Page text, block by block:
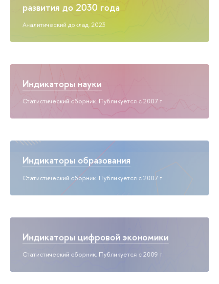
развития до 2030 года
Аналитический доклад. 2023
Индикаторы науки
Статистический сборник. Публикуется с 2007 г.
Индикаторы образования
Статистический сборник. Публикуется с 2007 г.
Индикаторы цифровой экономики
Статистический сборник. Публикуется с 2009 г.